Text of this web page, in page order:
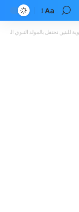
Font
Resizer
Aa
للبنين تحتفل بالمولد النبوي